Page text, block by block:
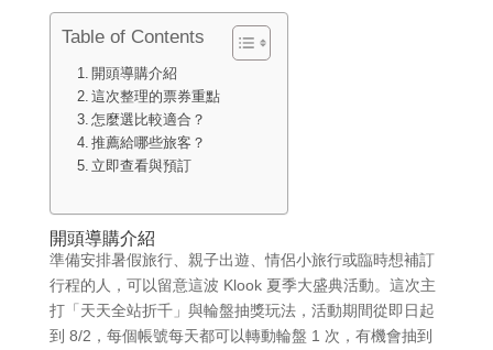
Table of Contents
開頭導購介紹
這次整理的票券重點
怎麼選比較適合？
推薦給哪些旅客？
立即查看與預訂
開頭導購介紹
準備安排暑假旅行、親子出遊、情侶小旅行或臨時想補訂
行程的人，可以留意這波 Klook 夏季大盛典活動。這次主
打「天天全站折千」與輪盤抽獎玩法，活動期間從即日起
到 8/2，每個帳號每天都可以轉動輪盤 1 次，有機會抽到